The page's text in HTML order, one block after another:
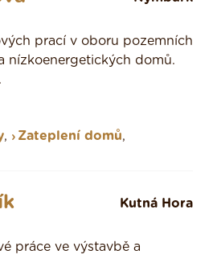
prací v oboru pozemních
nízkoenergetických domů.
, Zateplení domů,
Kutná Hora
práce ve výstavbě a